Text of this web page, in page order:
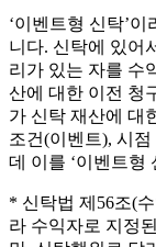
‘이벤트형 신탁’
니다. 신탁에 있어
리가 있는 자를 수
산에 대한 이전 청
가 신탁 재산에 대
조건(이벤트), 시
데 이를 ‘이벤트형
* 신탁법 제56조(
라 수익자로 지정